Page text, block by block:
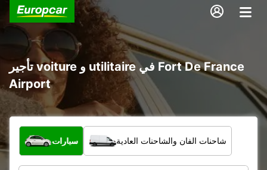
تأجير voiture و utilitaire في Fort De France
Airport
ما نوع المركبة؟
سيارات شاحنات الفان والشاحنات العادية